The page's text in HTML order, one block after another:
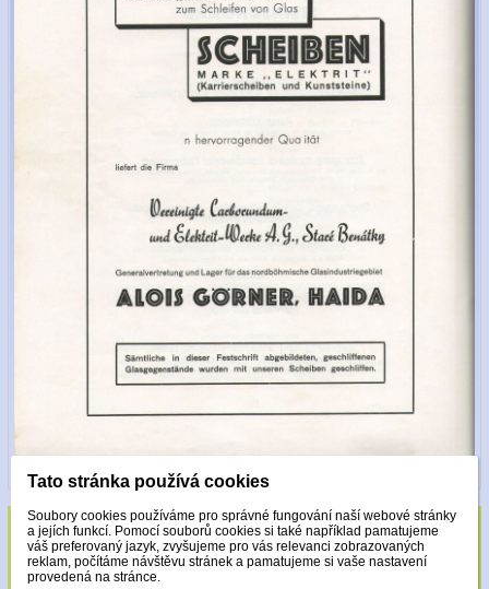
Sklo zdobeno pouze krystaly Made with
Swarovski.
Tato stránka používá cookies
Soubory cookies používáme pro správné fungování naší webové stránky
a jejích funkcí. Pomocí souborů cookies si také například pamatujeme
váš preferovaný jazyk, zvyšujeme pro vás relevanci zobrazovaných
reklam, počítáme návštěvu stránek a pamatujeme si vaše nastavení
provedená na stránce.